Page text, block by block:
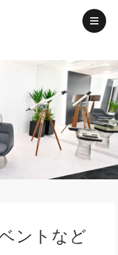
ントなど